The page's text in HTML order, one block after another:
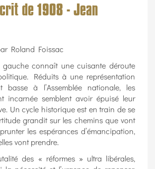
de 1908 - Jean
Roland Foissac
gauche connaît une cuisante déroute
Réduits à une représentation
basse à l’Assemblée nationale, les
incarnée semblent avoir épuisé leur
Un cycle historique est en train de se
grandit sur les chemins que vont
les espérances d’émancipation,
vont prendre.
des « réformes » ultra libérales,